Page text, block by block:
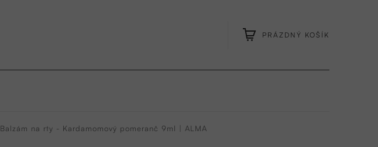
PRÁZDNÝ KOŠÍK
Balzám na rty - Kardamomový pomeranč 9ml | ALMA